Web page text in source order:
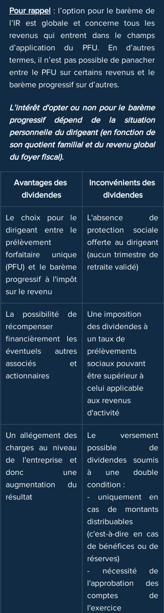
Pour rappel : l’option pour le barème de
l’IR est globale et concerne tous les
revenus qui entrent dans le champs
d’application du PFU. En d’autres
termes, il n’est pas possible de panacher
entre le PFU sur certains revenus et le
barème progressif sur d’autres.
L’intérêt d'opter ou non pour le barème
progressif dépend de la situation
personnelle du dirigeant (en fonction de
son quotient familial et du revenu global
du foyer fiscal).
Avantages des
dividendes
Inconvénients des
dividendes
Le choix pour le
dirigeant entre le
prélèvement
forfaitaire unique
(PFU) et le barème
progressif à l'impôt
sur le revenu
​L'absence de
protection sociale
offerte au dirigeant
(aucun trimestre de
retraite validé)
La possibilité de
récompenser
financièrement les
éventuels autres
associés et
actionnaires
​Une imposition
des dividendes à
un taux de
prélèvements
sociaux pouvant
être supérieur à
celui applicable
aux revenus
d'activité
Un allégement des
charges au niveau
de l'entreprise et
donc une
augmentation du
résultat
Le versement
possible de
dividendes soumis
à une double
condition :
- uniquement en
cas de montants
distribuables
(c'est-à-dire en cas
de bénéfices ou de
réserves)
- nécessité de
l'approbation des
comptes de
l'exercice